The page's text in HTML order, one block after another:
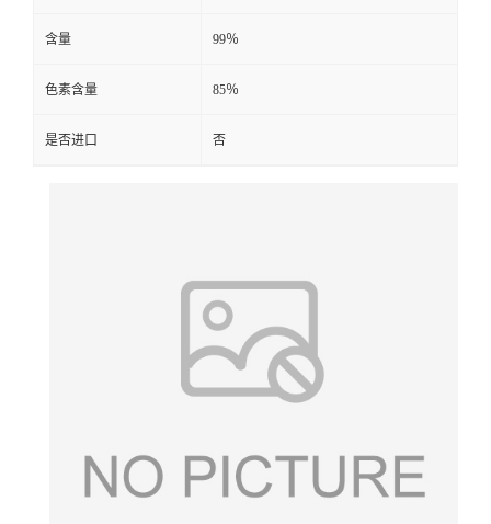
含量 99％
色素含量 85％
是否进口 否